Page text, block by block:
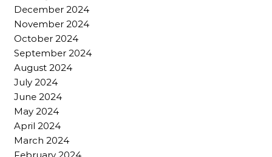
December 2024
November 2024
October 2024
September 2024
August 2024
July 2024
June 2024
May 2024
April 2024
March 2024
February 2024